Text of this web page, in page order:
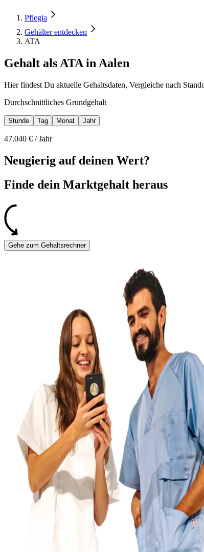
Pflegia
Gehälter entdecken
ATA
Gehalt als ATA in Aalen
Hier findest Du aktuelle Gehaltsdaten, Vergleiche nach
Durchschnittliches Grundgehalt
Stunde Tag Monat Jahr
47.040 € /Jahr
Neugierig auf deinen Wert?
Finde dein Marktgehalt heraus
Gehe zum Gehaltsrechner